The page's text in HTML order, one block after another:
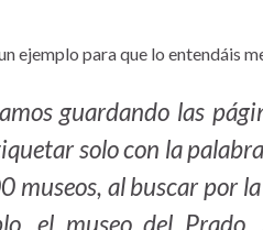
ejemplo para que lo entendáis
guardando las
solo con la
museos, al buscar por